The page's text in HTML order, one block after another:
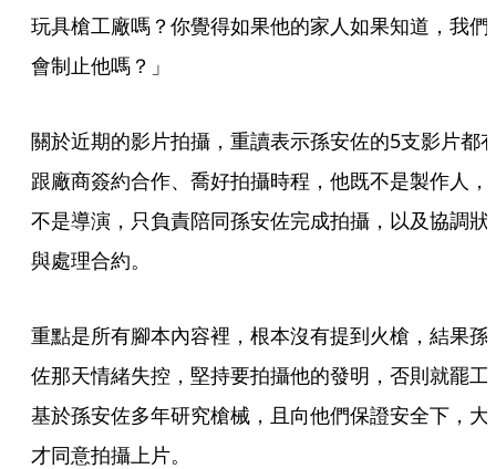
玩具槍工廠嗎？你覺得如果他的家人如果知道，我們
會制止他嗎？」
關於近期的影片拍攝，重讀表示孫安佐的5支影片都
跟廠商簽約合作、喬好拍攝時程，他既不是製作人，
不是導演，只負責陪同孫安佐完成拍攝，以及協調狀
與處理合約。
重點是所有腳本內容裡，根本沒有提到火槍，結果孫
佐那天情緒失控，堅持要拍攝他的發明，否則就罷工
基於孫安佐多年研究槍械，且向他們保證安全下，大
才同意拍攝上片。